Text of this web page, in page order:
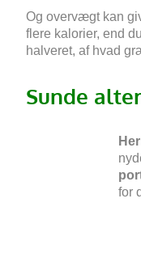
Og overvægt kan
flere kalorier, end
halveret, af hvad
Sunde
for